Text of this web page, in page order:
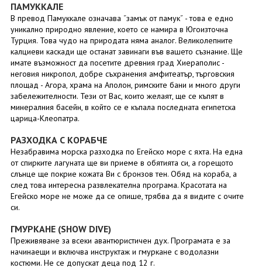
ПАМУККАЛЕ
В превод Памуккале означава ˝замък от памук˝ - това е едно
уникално природно явление, което се намира в Югоизточна
Турция. Това чудо на природата няма аналог. Великолепните
калциеви каскади ще останат завинаги във вашето съзнание. Ще
имате възможност да посетите древния град Хиераполис -
неговия никропол, добре съхранения амфитеатър, търговския
площад - Агора, храма на Аполон, римските бани и много други
забележителности. Тези от Вас, които желаят, ще се къпят в
минералния басейн, в който се е къпала последната египетска
царица-Клеопатра.
РАЗХОДКА С КОРАБЧЕ
Незабравима морска разходка по Егейско море с яхта. На една
от спирките лагуната ще ви приеме в обятията си, а горещото
слънце ще покрие кожата Ви с бронзов тен. Обяд на кораба, а
след това интересна развлекателна програма. Красотата на
Егейско море не може да се опише, трябва да я видите с очите
си.
ГМУРКАНЕ (SHOW DIVE)
Преживяване за всеки авантюристичен дух. Програмата е за
начинаещи и включва инструктаж и гмуркане с водолазни
костюми. Не се допускат деца под 12 г.